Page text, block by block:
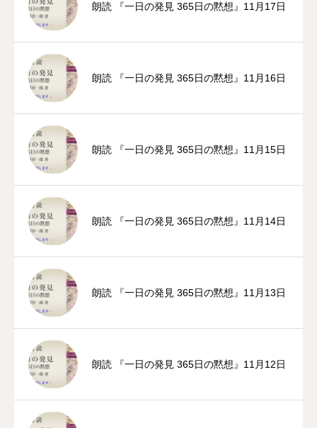
朗読 『一日の発見 365日の黙想』11月17日
朗読 『一日の発見 365日の黙想』11月16日
朗読 『一日の発見 365日の黙想』11月15日
朗読 『一日の発見 365日の黙想』11月14日
朗読 『一日の発見 365日の黙想』11月13日
朗読 『一日の発見 365日の黙想』11月12日